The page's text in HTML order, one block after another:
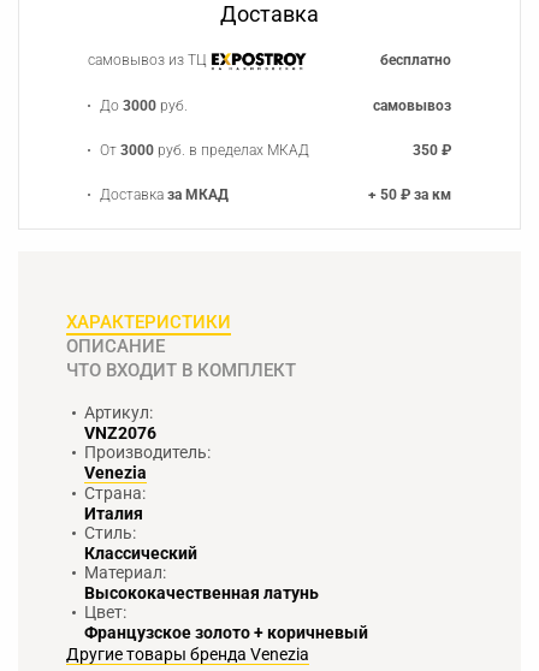
Доставка
самовывоз из ТЦ бесплатно
До3000 руб. самовывоз
От3000 руб. в пределах МКАД 350 ₽
Доставказа МКАД + 50 ₽ за км
ХАРАКТЕРИСТИКИ
ОПИСАНИЕ
ЧТО ВХОДИТ В КОМПЛЕКТ
Артикул:
VNZ2076
Производитель:
Venezia
Страна:
Италия
Стиль:
Классический
Материал:
Высококачественная латунь
Цвет:
Французское золото + коричневый
Другие товары бренда Venezia